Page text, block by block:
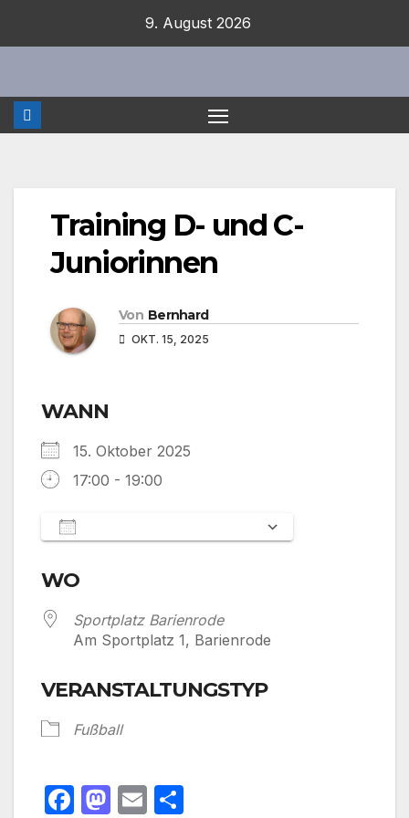
9. August 2026
Training D- und C-
Juniorinnen
Von Bernhard
OKT. 15, 2025
WANN
15. Oktober 2025
17:00 - 19:00
WO
Sportplatz Barienrode
Am Sportplatz 1, Barienrode
VERANSTALTUNGSTYP
Fußball
F
M E